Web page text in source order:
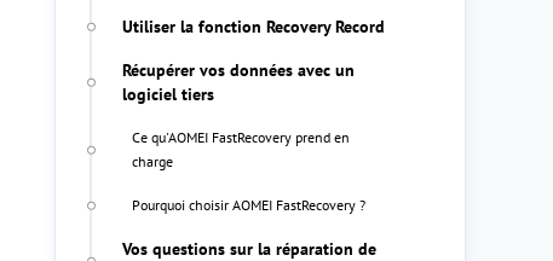
Utiliser la fonction Recovery Record
Récupérer vos données avec un
logiciel tiers
Ce qu'AOMEI FastRecovery prend en
charge
Pourquoi choisir AOMEI FastRecovery ?
Vos questions sur la réparation de